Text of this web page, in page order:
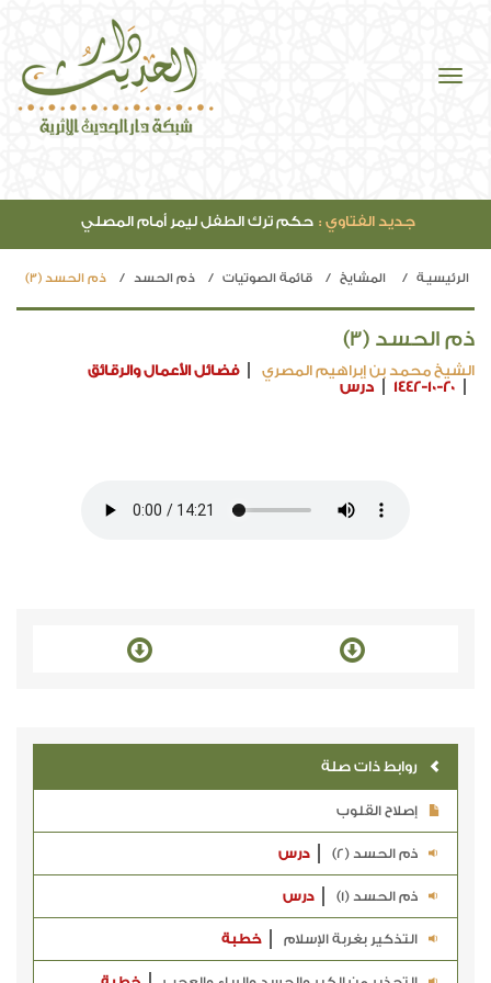
جديد الفتاوي : حكم ترك الطفل ليمر أمام المصلي
الرئيسيـة المشايخ قائمة الصوتيات ذم الحسد ذم الحسد (3)
ذم الحسد (3)
الشيخ محمد بن إبراهيم المصري
فضائل الأعمال والرقائق
1442-10-20
درس
روابط ذات صلة
إصلاح القلوب
ذم الحسد (2) درس
ذم الحسد (1) درس
التذكير بغربة الإسلام خطبة